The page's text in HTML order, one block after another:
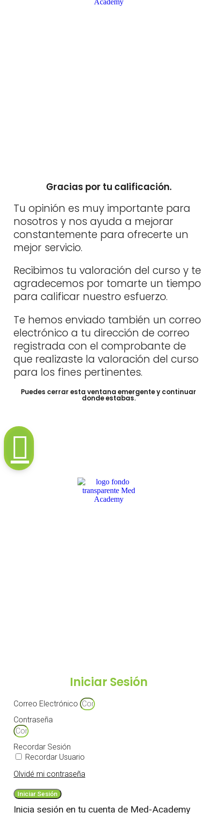
Gracias por tu calificación.
Tu opinión es muy importante para
nosotros y nos ayuda a mejorar
constantemente para ofrecerte un
mejor servicio.
Recibimos tu valoración del curso y te
agradecemos por tomarte un tiempo
para calificar nuestro esfuerzo.
Te hemos enviado también un correo
electrónico a tu dirección de correo
registrada con el comprobante de
que realizaste la valoración del curso
para los fines pertinentes.
Puedes cerrar esta ventana emergente y continuar
donde estabas.
Iniciar Sesión
Correo Electrónico
Contraseña
Recordar Sesión
Recordar Usuario
Olvidé mi contraseña
Iniciar Sesión
Inicia sesión en tu cuenta de Med-Academy